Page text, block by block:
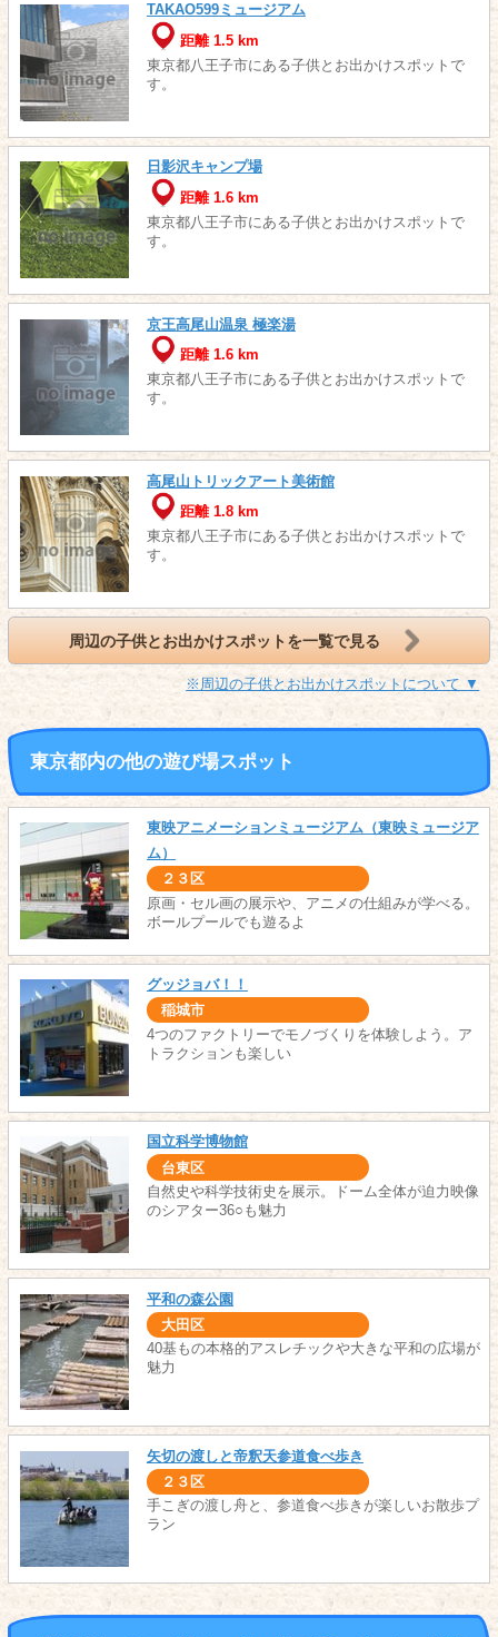
TAKAO599ミュージアム
距離 1.5 km
東京都八王子市にある子供とお出かけスポットで
す。
日影沢キャンプ場
距離 1.6 km
東京都八王子市にある子供とお出かけスポットで
す。
京王高尾山温泉 極楽湯
距離 1.6 km
東京都八王子市にある子供とお出かけスポットで
す。
高尾山トリックアート美術館
距離 1.8 km
東京都八王子市にある子供とお出かけスポットで
す。
周辺の子供とお出かけスポットを一覧で見る
※周辺の子供とお出かけスポットについて ▼
東京都内の他の遊び場スポット
東映アニメーションミュージアム（東映ミュージア
ム）
２３区
原画・セル画の展示や、アニメの仕組みが学べる。
ボールプールでも遊るよ
グッジョバ！！
稲城市
4つのファクトリーでモノづくりを体験しよう。ア
トラクションも楽しい
国立科学博物館
台東区
自然史や科学技術史を展示。ドーム全体が迫力映像
のシアター36○も魅力
平和の森公園
大田区
40基もの本格的アスレチックや大きな平和の広場が
魅力
矢切の渡しと帝釈天参道食べ歩き
２３区
手こぎの渡し舟と、参道食べ歩きが楽しいお散歩プ
ラン